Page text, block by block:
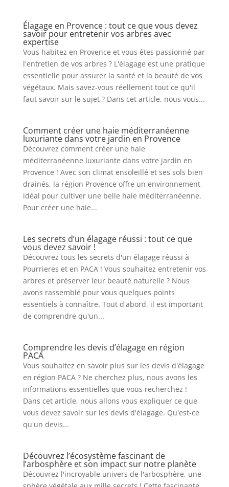
Élagage en Provence : tout ce que vous devez
savoir pour entretenir vos arbres avec
expertise
Vous habitez en Provence et vous êtes passionné par
l'entretien de vos arbres ? L'élagage est une pratique
essentielle pour assurer la santé et la beauté de vos
végétaux. Mais savez-vous réellement tout ce qu'il
faut savoir sur le sujet ? Dans cet article, nous vous...
Comment créer une haie méditerranéenne
luxuriante dans votre jardin en Provence
Découvrez comment créer une haie
méditerranéenne luxuriante dans votre jardin en
Provence ! Avec son climat ensoleillé et ses sols bien
drainés, la région Provence offre un environnement
idéal pour cultiver une belle haie méditerranéenne.
Pour créer une haie...
Les secrets d’un élagage réussi : tout ce que
vous devez savoir !
Découvrez tous les secrets d'un élagage réussi à
Pourrieres et en PACA ! Vous souhaitez entretenir vos
arbres et préserver leur beauté naturelle ? Nous
avons rassemblé pour vous quelques points
essentiels à connaître. Tout d'abord, il est important
de comprendre qu'un...
Comprendre les devis d’élagage en région
PACA
Vous souhaitez en savoir plus sur les devis d'élagage
en région PACA ? Ne cherchez plus, nous avons les
informations essentielles que vous recherchez !
Dans cet article, nous allons vous expliquer ce que
vous devez savoir sur les devis d'élagage. Qu'est-ce
qu'un devis...
Découvrez l’écosystème fascinant de
l’arbosphère et son impact sur notre planète
Découvrez l'incroyable univers de l'arbosphère, une